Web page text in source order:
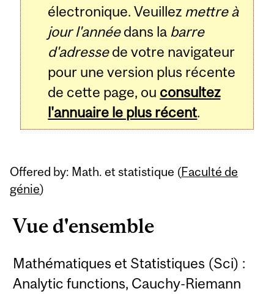
électronique. Veuillez mettre à
jour l'annéedans la barre
d'adressede votre navigateur
pour une version plus récente
de cette page, ou consultez
l'annuaire le plus récent.
Offered by: Math. et statistique (Faculté de
génie)
Vue d'ensemble
Mathématiques et Statistiques (Sci) :
Analytic functions, Cauchy-Riemann